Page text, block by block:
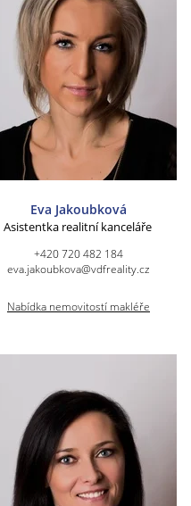
Eva Jakoubková
Asistentka realitní kanceláře
+420 720 482 184
eva.jakoubkova@vdfreality.cz
Nabídka nemovitostí makléře